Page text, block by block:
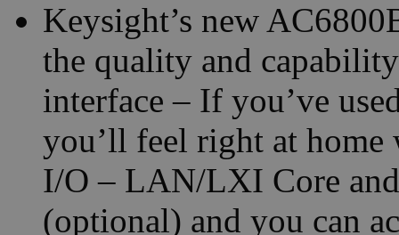
Keysight’s new
the quality and
interface – If you’ve
you’ll feel right at home
I/O – LAN/LXI Core
(optional) and you can